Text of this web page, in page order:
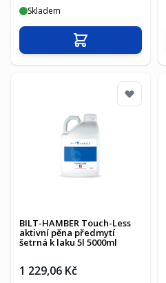
Skladem
Přidat do košíku
BILT-HAMBER Touch-Less
aktivní pěna předmytí
šetrná k laku 5l 5000ml
1 229,06 Kč